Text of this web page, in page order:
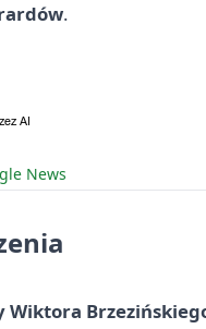
.
News
Wiktora